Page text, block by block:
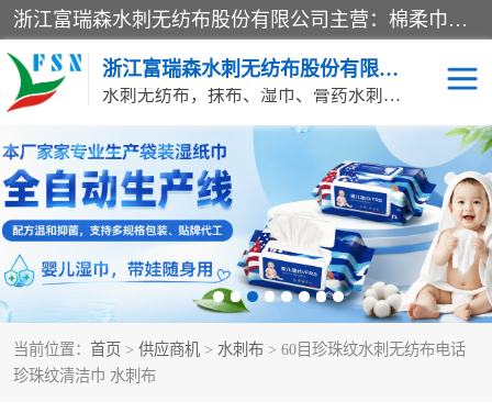
浙江富瑞森水刺无纺布股份有限公司主营：棉柔巾水刺无纺布、水刺布、水刺无纺布、膏药水刺无纺布、清洁抹布、湿巾、针刺无纺布、珍珠纹水刺无纺布、无纺布清洁抹布等产品。浙江富瑞森水刺无纺布股份有限公司积倡导由工程师全面负责生产工艺、产品质量检测的管理模式，通过ISO9001质量体系认证。
浙江富瑞森水刺无纺布股份有限公司
水刺无纺布，抹布、湿巾、膏药水刺无纺布、棉柔巾水刺无纺布、水刺布
当前位置： 首页 > 供应商机 > 水刺布 > 60目珍珠纹水刺无纺布电话
珍珠纹清洁巾 水刺布
水刺布 巴布贴水刺布
PVC革基布 无纺布清洁抹布
抗菌等功能性产品
多种清洁尘掸 珍珠纹水刺无纺布